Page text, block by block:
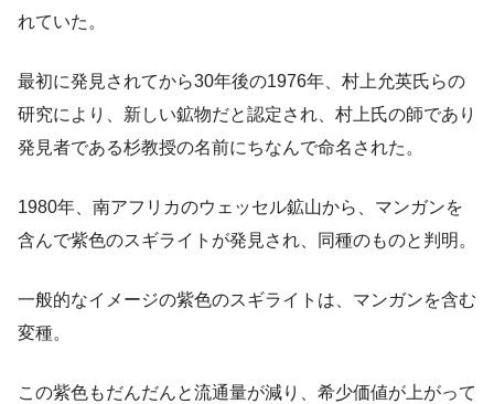
れていた。
最初に発見されてから30年後の1976年、村上允英氏らの
研究により、新しい鉱物だと認定され、村上氏の師であり
発見者である杉教授の名前にちなんで命名された。
1980年、南アフリカのウェッセル鉱山から、マンガンを
含んで紫色のスギライトが発見され、同種のものと判明。
一般的なイメージの紫色のスギライトは、マンガンを含む
変種。
この紫色もだんだんと流通量が減り、希少価値が上がって